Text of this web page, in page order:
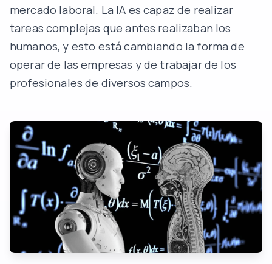
mercado laboral. La IA es capaz de realizar
tareas complejas que antes realizaban los
humanos, y esto está cambiando la forma de
operar de las empresas y de trabajar de los
profesionales de diversos campos.